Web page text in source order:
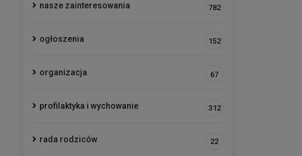
nasze zainteresowania 782
ogłoszenia 152
organizacja 67
profilaktyka i wychowanie 312
rada rodziców 22